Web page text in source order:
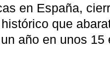
en España,
que
año en unos